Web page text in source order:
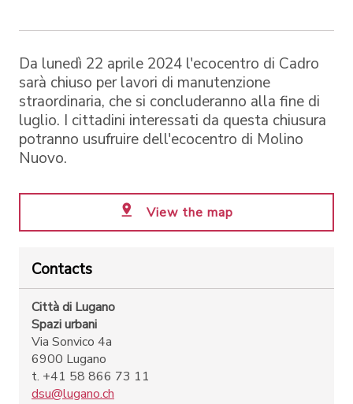
Da lunedì 22 aprile 2024 l'ecocentro di Cadro
sarà chiuso per lavori di manutenzione
straordinaria, che si concluderanno alla fine di
luglio. I cittadini interessati da questa chiusura
potranno usufruire dell'ecocentro di Molino
Nuovo.
View the map
Contacts
Città di Lugano
Spazi urbani
Via Sonvico 4a
6900 Lugano
t. +41 58 866 73 11
dsu@lugano.ch